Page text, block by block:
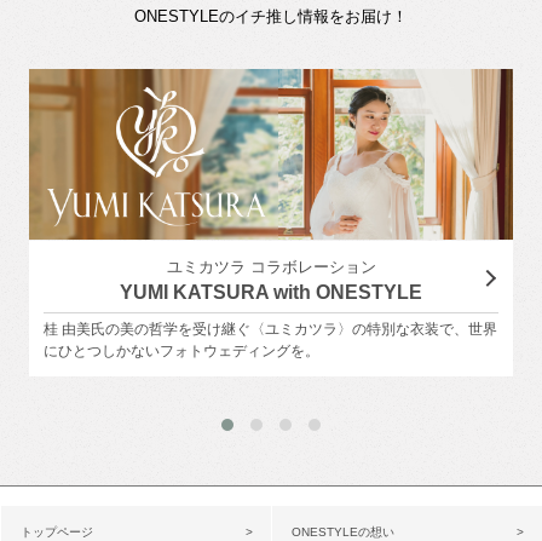
ONESTYLEのイチ推し情報をお届け！
ユミカツラ コラボレーション
YUMI KATSURA with ONESTYLE
桂 由美氏の美の哲学を受け継ぐ〈ユミカツラ〉の特別な衣装で、世界
にひとつしかないフォトウェディングを。
トップページ ONESTYLEの想い